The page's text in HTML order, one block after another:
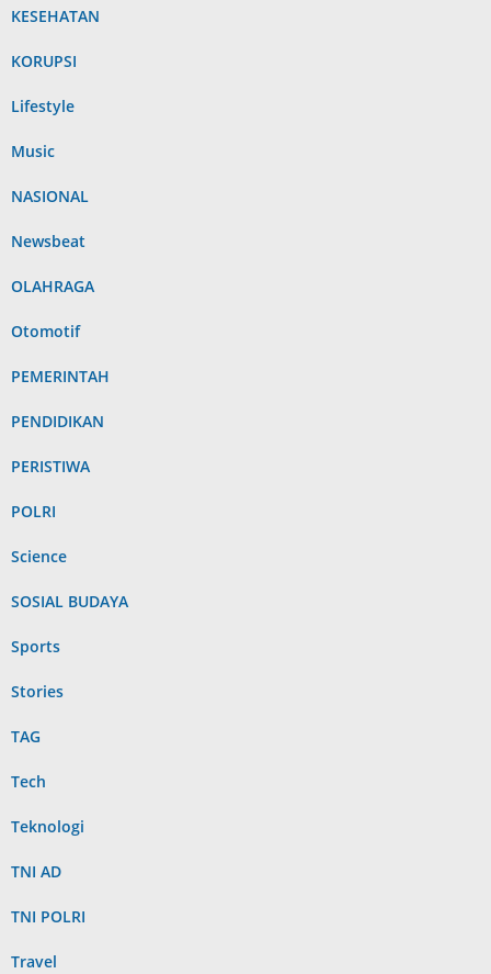
KESEHATAN
KORUPSI
Lifestyle
Music
NASIONAL
Newsbeat
OLAHRAGA
Otomotif
PEMERINTAH
PENDIDIKAN
PERISTIWA
POLRI
Science
SOSIAL BUDAYA
Sports
Stories
TAG
Tech
Teknologi
TNI AD
TNI POLRI
Travel